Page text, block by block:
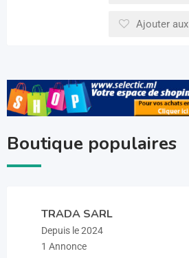
Ajouter
Boutique populaires
TRADA SARL
Depuis le 2024
1 Annonce